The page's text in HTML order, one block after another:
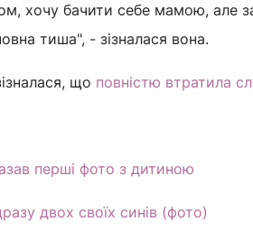
хочу бачити себе мамою, але
тиша", - зізналася вона.
що повністю втратила
перші фото з дитиною
двох своїх синів (фото)